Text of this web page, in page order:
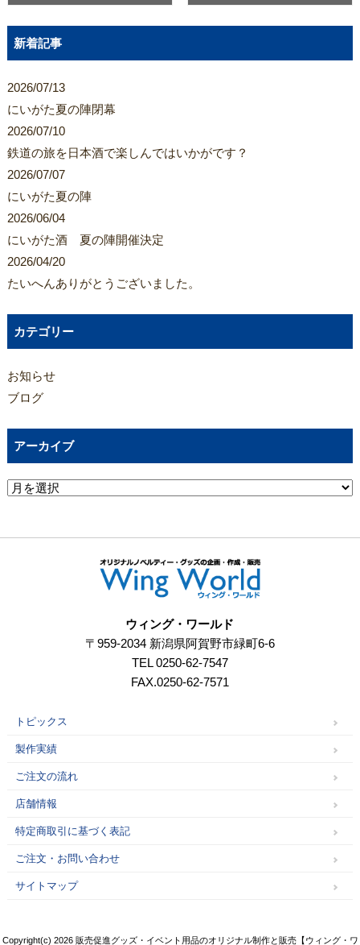
新着記事
2026/07/13
にいがた夏の陣閉幕
2026/07/10
鉄道の旅を日本酒で楽しんではいかがです？
2026/07/07
にいがた夏の陣
2026/06/04
にいがた酒 夏の陣開催決定
2026/04/20
たいへんありがとうございました。
カテゴリー
お知らせ
ブログ
アーカイブ
ウィング・ワールド
〒959-2034 新潟県阿賀野市緑町6-6
TEL 0250-62-7547
FAX.0250-62-7571
トピックス
製作実績
ご注文の流れ
店舗情報
特定商取引に基づく表記
ご注文・お問い合わせ
サイトマップ
Copyright(c) 2026 販売促進グッズ・イベント用品のオリジナル制作と販売【ウィング・ワ